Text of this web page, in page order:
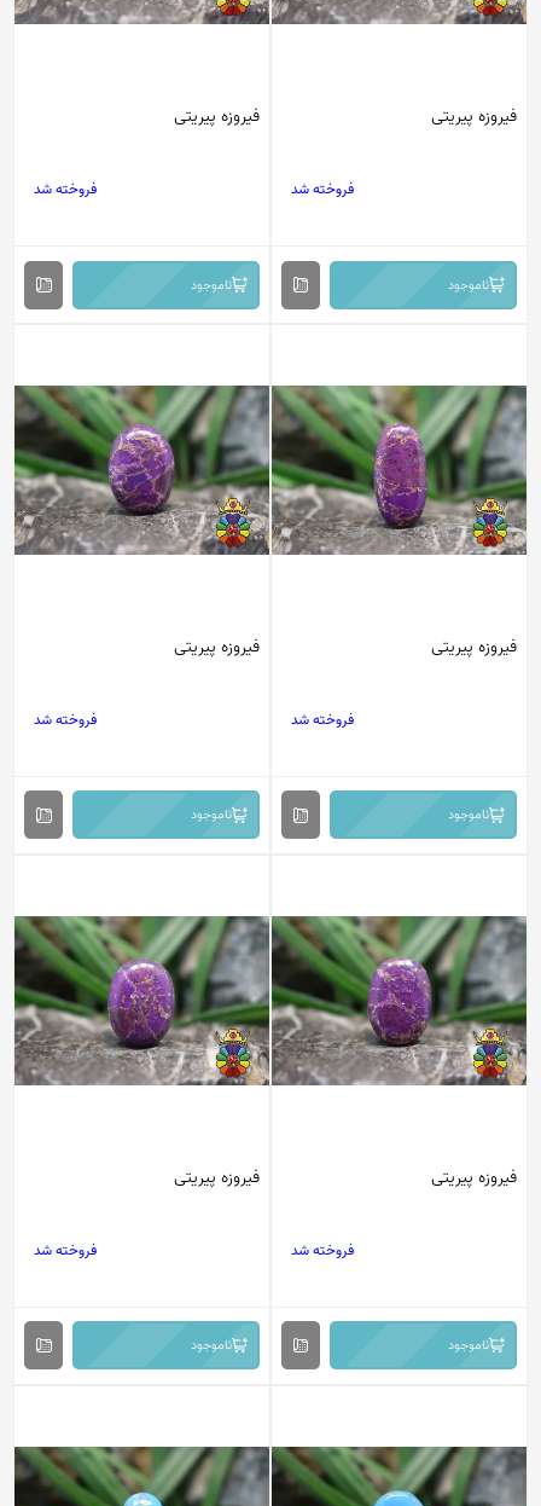
فیروزه پیریتی
فروخته شد
ناموجود
فیروزه پیریتی
فروخته شد
ناموجود
فیروزه پیریتی
فروخته شد
ناموجود
فیروزه پیریتی
فروخته شد
ناموجود
فیروزه پیریتی
فروخته شد
ناموجود
فیروزه پیریتی
فروخته شد
ناموجود